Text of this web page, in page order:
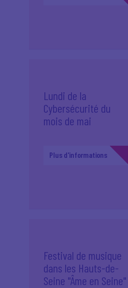
Lundi de la
Cybersécurité du
mois de mai
Plus d'informations
Festival de musique
dans les Hauts-de-
Seine "Âme en Seine"